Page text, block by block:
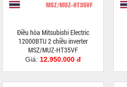
Điều hòa Mitsubishi Electric
12000BTU 2 chiều inverter
MSZ/MUZ-HT35VF
Giá: 12.950.000 đ